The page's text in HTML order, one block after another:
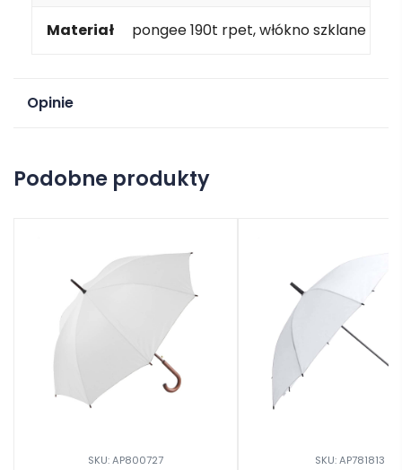
Materiał pongee 190t rpet, włókno szklane
Opinie
Podobne produkty
SKU: AP800727 SKU: AP781813